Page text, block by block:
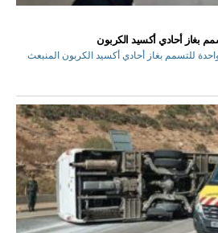
واحدة للتسمم بغاز أحادي أكسيد الكربون المنبعث